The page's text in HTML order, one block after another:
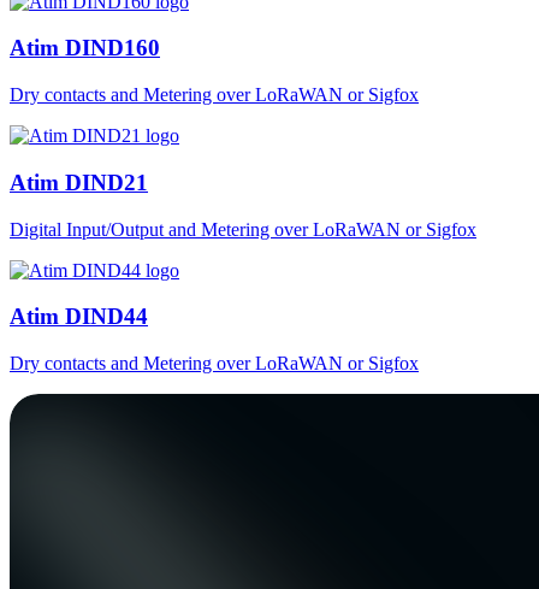
Atim DIND160
Dry contacts and Metering over LoRaWAN or Sigfox
Atim DIND21
Digital Input/Output and Metering over LoRaWAN or Sigfox
Atim DIND44
Dry contacts and Metering over LoRaWAN or Sigfox